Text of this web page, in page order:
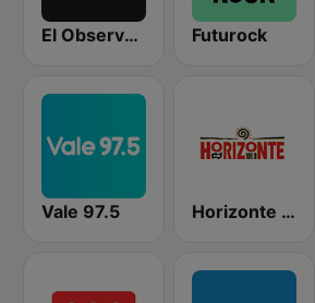
El Observador Futurock
Vale 97.5 Horizonte 101.9 FM